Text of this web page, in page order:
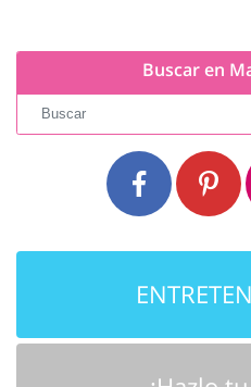
Buscar en